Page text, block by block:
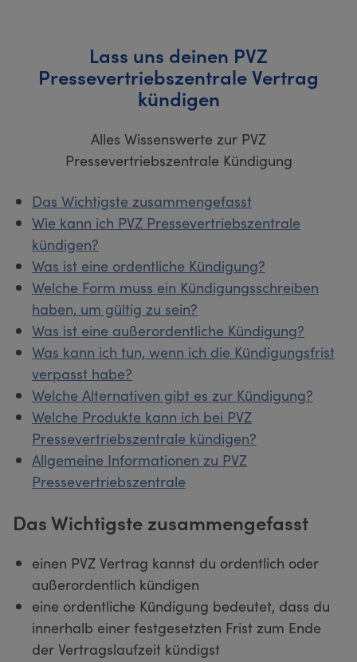
Lass uns deinen PVZ
Pressevertriebszentrale Vertrag
kündigen
Alles Wissenswerte zur PVZ
Pressevertriebszentrale Kündigung
Das Wichtigste zusammengefasst
Wie kann ich PVZ Pressevertriebszentrale
kündigen?
Was ist eine ordentliche Kündigung?
Welche Form muss ein Kündigungsschreiben
haben, um gültig zu sein?
Was ist eine außerordentliche Kündigung?
Was kann ich tun, wenn ich die Kündigungsfrist
verpasst habe?
Welche Alternativen gibt es zur Kündigung?
Welche Produkte kann ich bei PVZ
Pressevertriebszentrale kündigen?
Allgemeine Informationen zu PVZ
Pressevertriebszentrale
Das Wichtigste zusammengefasst
einen PVZ Vertrag kannst du ordentlich oder
außerordentlich kündigen
eine ordentliche Kündigung bedeutet, dass du
innerhalb einer festgesetzten Frist zum Ende
der Vertragslaufzeit kündigst